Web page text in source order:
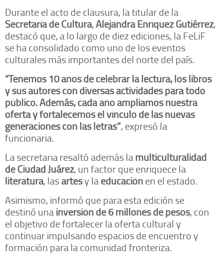
Durante el acto de clausura, la titular de la
Secretaría de Cultura,Alejandra Enríquez Gutiérrez,
destacó que, a lo largo de diez ediciones, la FeLiF
se ha consolidado como uno de los eventos
culturales más importantes del norte del país.
“Tenemos 10 años de celebrar la lectura, los libros
y sus autores con diversas actividades para todo
público. Además, cada año ampliamos nuestra
oferta y fortalecemos el vínculo de las nuevas
generaciones con las letras”, expresó la
funcionaria.
La secretaria resaltó además lamulticulturalidad
de Ciudad Juárez, un factor que enriquece la
literatura, lasartesy laeducaciónen el estado.
Asimismo, informó que para esta edición se
destinó unainversión de 6 millones de pesos, con
el objetivo de fortalecer la oferta cultural y
continuar impulsando espacios de encuentro y
formación para la comunidad fronteriza.